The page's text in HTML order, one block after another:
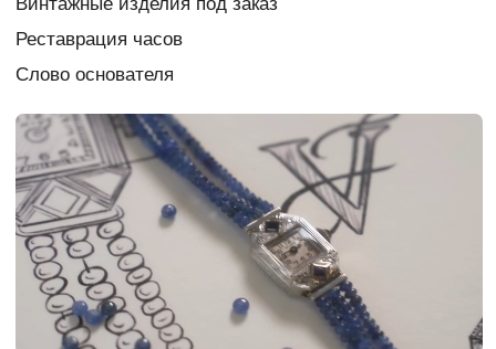
Если у вас есть вопрос,
свяжитесь с нами:
Согласие на обработку
персональных данных
Политика
конфиденциальности
+7
Я даюсогласиена обработку персональных данных в порядке и на
условиях, указанных вПолитике обработки персональных данных
Связаться